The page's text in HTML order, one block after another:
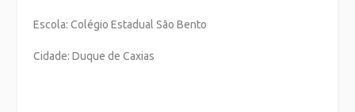
Escola: Colégio Estadual São Bento
Cidade: Duque de Caxias